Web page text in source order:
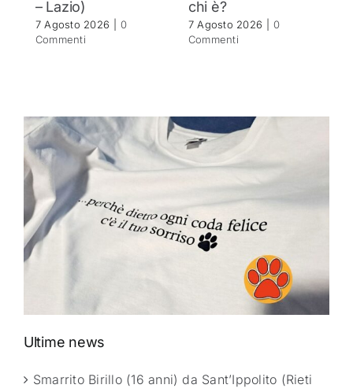
– Lazio)
7 Agosto 2026
0
Commenti
chi è?
7 Agosto 2026
0
Commenti
Ultime news
Smarrito Birillo (16 anni) da Sant’Ippolito (Rieti